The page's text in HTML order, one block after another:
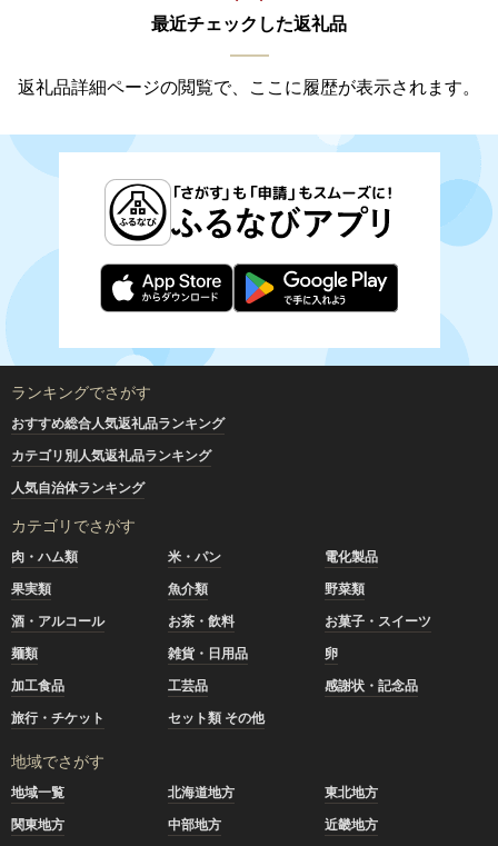
最近チェックした返礼品
返礼品詳細ページの閲覧で、ここに履歴が表示されます。
ランキングでさがす
おすすめ総合人気返礼品ランキング
カテゴリ別人気返礼品ランキング
人気自治体ランキング
カテゴリでさがす
肉・ハム類 米・パン
電化製品
果実類
魚介類
野菜類
酒・アルコール
お茶・飲料
お菓子・スイーツ
麺類
雑貨・日用品
卵
加工食品
工芸品
感謝状・記念品
旅行・チケット
セット類 その他
地域でさがす
地域一覧 北海道地方
東北地方
関東地方
中部地方
近畿地方